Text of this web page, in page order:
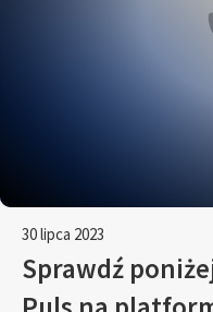
30 lipca 2023
Sprawdź